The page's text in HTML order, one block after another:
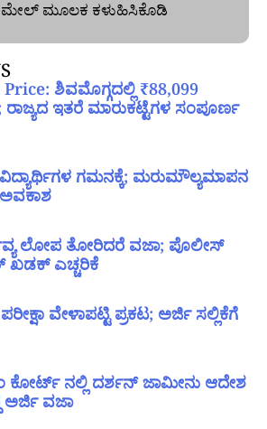
ಮೇಲ್‌ ಮೂಲಕ ಕಳುಹಿಸಿಕೊಡಿ
ಶಿವಮೊಗ್ಗದಲ್ಲಿ ₹88,099
ಇತರೆ ಮಾರುಕಟ್ಟೆಗಳ ಸಂಪೂರ್ಣ
ಗಮನಕ್ಕೆ; ಮರುಮೌಲ್ಯಮಾಪನ
ಲೋಪ ತೋರಿದರೆ ವಜಾ; ಪೊಲೀಸ್
ಖಡಕ್ ಎಚ್ಚರಿಕೆ
ವೇಳಾಪಟ್ಟಿ ಪ್ರಕಟ; ಅರ್ಜಿ ಸಲ್ಲಿಕೆಗೆ
ಕೋರ್ಟ್ ನಲ್ಲಿ ದರ್ಶನ್ ಜಾಮೀನು ಆದೇಶ
ಅರ್ಜಿ ವಜಾ